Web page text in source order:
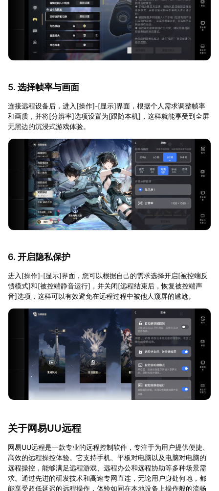
5. 选择帧率与画面
连接远程设备后，进入[操作]-[显示]界面，根据个人需求调整帧率
和画质，并将[分辨率]选项设置为[跟随本机]，这样就能享受到全屏
无黑边的沉浸式游戏体验。
6. 开启隐私保护
进入[操作]-[显示]界面，您可以根据自己的需求选择开启[被控端反
馈模式]和[被控端静音运行]，并关闭[远程结束后，恢复被控端声
音]选项，这样可以有效避免在远程过程中被他人窥屏的尴尬。
关于网易UU远程
网易UU远程是一款专业的远程控制软件，专注于为用户提供便捷、
高效的远程操控体验。它支持手机、平板对电脑以及电脑对电脑的
远程操控，能够满足远程游戏、远程办公和远程协助等多种场景需
求。通过先进的研发技术和高速专网直连，无论用户身处何地，都
能享受超低延迟的远程操作，体验如同在本地设备上操作般的流畅